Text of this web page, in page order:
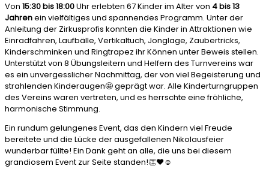
Von 15:30 bis 18:00Uhr erlebten 67 Kinder im Alter von 4 bis 13
Jahrenein vielfältiges und spannendes Programm. Unter der
Anleitung der Zirkusprofis konnten die Kinder in Attraktionen wie
Einradfahren, Laufbälle, Vertikaltuch, Jonglage, Zaubertricks,
Kinderschminken und Ringtrapez ihr Können unter Beweis stellen.
Unterstützt von 8 Übungsleitern und Helfern des Turnvereins war
es ein unvergesslicher Nachmittag, der von viel Begeisterung und
strahlenden Kinderaugen🤩 geprägt war. Alle Kinderturngruppen
des Vereins waren vertreten, und es herrschte eine fröhliche,
harmonische Stimmung.
Ein rundum gelungenes Event, das den Kindern viel Freude
bereitete und die Lücke der ausgefallenen Nikolausfeier
wunderbar füllte! Ein Dank geht an alle, die uns bei diesem
grandiosem Event zur Seite standen!👏❤️☺️